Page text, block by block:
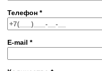
Телефон *
E-mail *